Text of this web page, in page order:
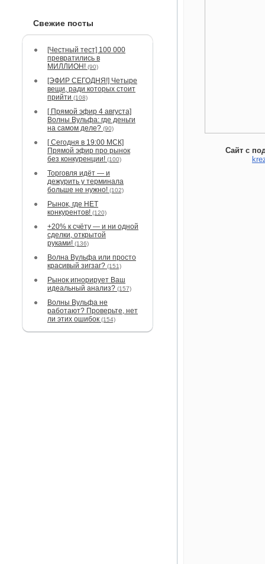
Свежие посты
[Честный тест] 100 000
превратились в
МИЛЛИОН! (90)
[ЭФИР СЕГОДНЯ!] Четыре
вещи, ради которых стоит
прийти (108)
[ Прямой эфир 4 августа]
Волны Вульфа: где деньги
на самом деле? (90)
[ Сегодня в 19:00 МСК]
Прямой эфир про рынок
без конкуренции! (100)
Торговля идёт — и
дежурить у терминала
больше не нужно! (102)
Рынок, где НЕТ
конкурентов! (120)
+20% к счёту — и ни одной
сделки, открытой
руками! (136)
Волна Вульфа или просто
красивый зигзаг? (151)
Рынок игнорирует Ваш
идеальный анализ? (157)
Волны Вульфа не
работают? Проверьте, нет
ли этих ошибок (154)
Сайт с